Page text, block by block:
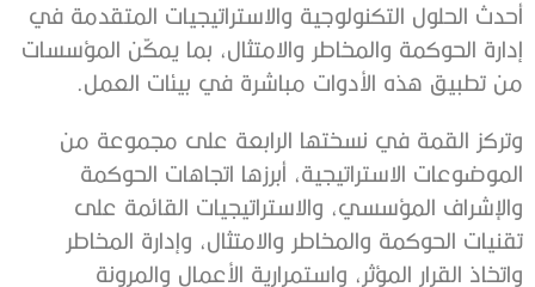
أحدث الحلول التكنولوجية والاستراتيجيات المتقدمة في
إدارة الحوكمة والمخاطر والامتثال، بما يمكّن المؤسسات
من تطبيق هذه الأدوات مباشرة في بيئات العمل.
وتركز القمة في نسختها الرابعة على مجموعة من
الموضوعات الاستراتيجية، أبرزها اتجاهات الحوكمة
والإشراف المؤسسي، والاستراتيجيات القائمة على
تقنيات الحوكمة والمخاطر والامتثال، وإدارة المخاطر
واتخاذ القرار المؤثر، واستمرارية الأعمال والمرونة